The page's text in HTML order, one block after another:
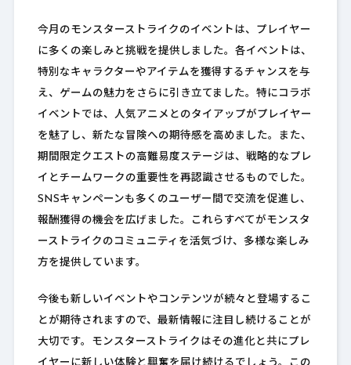
今月のモンスターストライクのイベントは、プレイヤー
に多くの楽しみと挑戦を提供しました。各イベントは、
特別なキャラクターやアイテムを獲得するチャンスを与
え、ゲームの魅力をさらに引き立てました。特にコラボ
イベントでは、人気アニメとのタイアップがプレイヤー
を魅了し、新たな冒険への期待感を高めました。また、
期間限定クエストの高難易度ステージは、戦略的なプレ
イとチームワークの重要性を再認識させるものでした。
SNSキャンペーンも多くのユーザー間で交流を促進し、
報酬獲得の機会を広げました。これらすべてがモンスタ
ーストライクのコミュニティを活気づけ、多様な楽しみ
方を提供しています。
今後も新しいイベントやコンテンツが続々と登場するこ
とが期待されますので、最新情報に注目し続けることが
大切です。モンスターストライクはその進化と共にプレ